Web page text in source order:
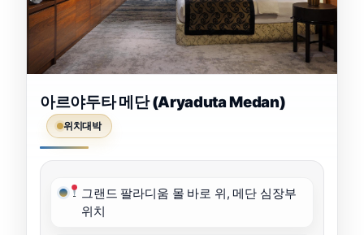
아르야두타 메단 (Aryaduta Medan)
위치대박
그랜드 팔라디움 몰 바로 위, 메단 심장부
위치